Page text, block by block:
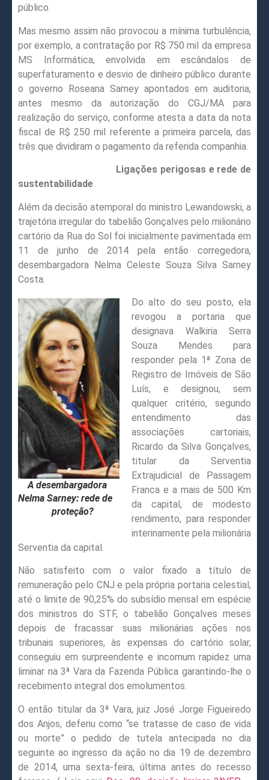
público.
Mas mesmo assim não provocou a mínima turbulência,
por exemplo, a contratação por R$ 750 mil da empresa
MS Informática, envolvida em escândalos de
superfaturamento e desvio de dinheiro público durante
o governo Roseana Sarney apontados em auditoria,
antes mesmo da autorização do CGJ/MA para
realização do serviço, conforme atesta a data da nota
fiscal de R$ 250 mil referente a primeira parcela, das
três que dividiram o pagamento da referida companhia.
Ligações perigosas e rede de
sustentabilidade
Além da decisão atemporal do ministro Lewandowski, a
trajetória irregular do tabelião Gonçalves pelo milionário
cartório da Rua do Sol foi inicialmente pavimentada em
11 de junho de 2014 pela então corregedora,
desembargadora Nelma Celeste Souza Silva Sarney
Costa.
A desembargadora
Nelma Sarney: rede de
proteção?
Do alto do seu posto, ela
revogou a portaria que
designava Walkiria Serra
Souza Mendes para
responder pela 1ª Zona de
Registro de Imóveis de São
Luís, e designou, sem
qualquer critério, segundo
entendimento das
associações cartoriais,
Ricardo da Silva Gonçalves,
titular da Serventia
Extrajudicial de Passagem
Franca e a mais de 500 Km
da capital, de modesto
rendimento, para responder
interinamente pela milionária
Serventia da capital.
Não satisfeito com o valor fixado a título de
remuneração pelo CNJ e pela própria portaria celestial,
até o limite de 90,25% do subsídio mensal em espécie
dos ministros do STF, o tabelião Gonçalves meses
depois de fracassar suas milionárias ações nos
tribunais superiores, às expensas do cartório solar,
conseguiu em surpreendente e incomum rapidez uma
liminar na 3ª Vara da Fazenda Pública garantindo-lhe o
recebimento integral dos emolumentos.
O então titular da 3ª Vara, juiz José Jorge Figueiredo
dos Anjos, deferiu como “se tratasse de caso de vida
ou morte” o pedido de tutela antecipada no dia
seguinte ao ingresso da ação no dia 19 de dezembro
de 2014, uma sexta-feira, última antes do recesso